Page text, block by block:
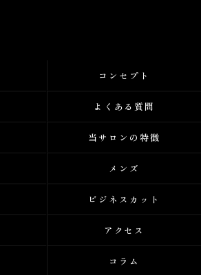
コンセプト
よくある質問
当サロンの特徴
メンズ
ビジネスカット
アクセス
コラム